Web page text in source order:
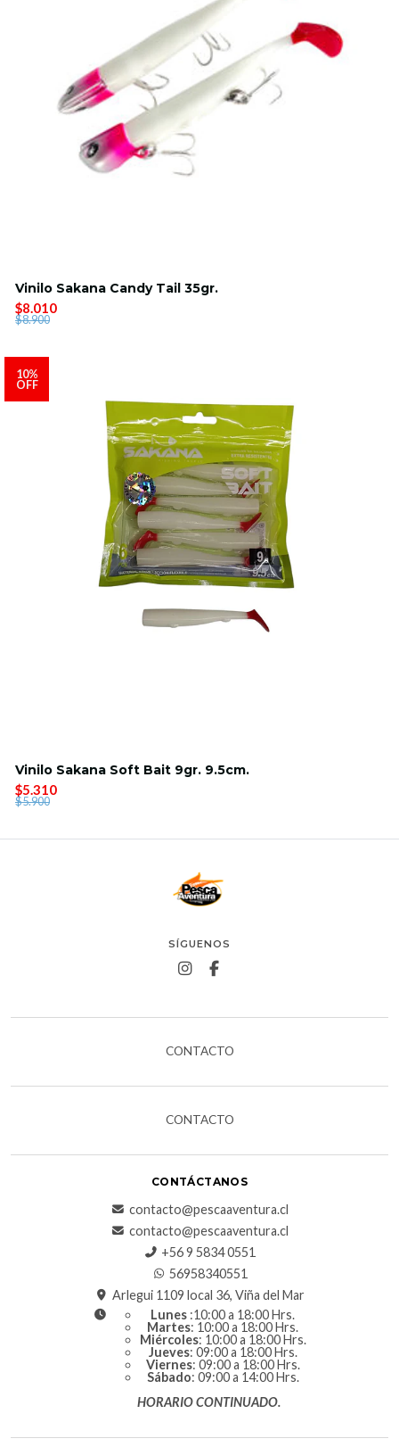
Vinilo Sakana Candy Tail 35gr.
$8.010
$8.900
10%
OFF
Vinilo Sakana Soft Bait 9gr. 9.5cm.
$5.310
$5.900
SÍGUENOS
CONTACTO
CONTACTO
CONTÁCTANOS
contacto@pescaaventura.cl
contacto@pescaaventura.cl
+56 9 5834 0551
56958340551
Arlegui 1109 local 36, Viña del Mar
Lunes :10:00 a 18:00 Hrs.
Martes: 10:00 a 18:00 Hrs.
Miércoles: 10:00 a 18:00 Hrs.
Jueves: 09:00 a 18:00 Hrs.
Viernes: 09:00 a 18:00 Hrs.
Sábado: 09:00 a 14:00 Hrs.
HORARIO CONTINUADO.